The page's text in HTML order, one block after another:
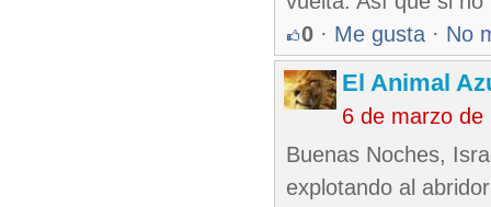
0 · Me gusta · No
El Animal
6 de marzo de
Buenas Noches,
explotando al